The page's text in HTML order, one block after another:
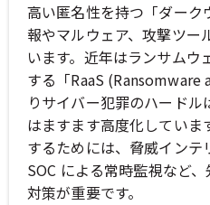
高い匿名性を持つ「ダー
報やマルウェア、攻撃ツー
います。近年はランサム
する「RaaS (Ransomware
りサイバー犯罪のハード
はますます高度化してい
するためには、脅威イン
SOC による常時監視など
対策が重要です。